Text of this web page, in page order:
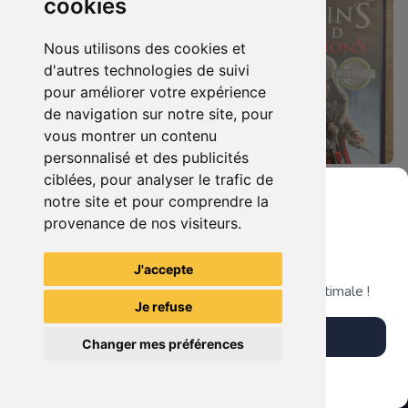
cookies
Nous utilisons des cookies et
d'autres technologies de suivi
pour améliorer votre expérience
de navigation sur notre site, pour
vous montrer un contenu
personnalisé et des publicités
ciblées, pour analyser le trafic de
notre site et pour comprendre la
provenance de nos visiteurs.
J'accepte
Je refuse
Changer mes préférences
7.90 € 0
Duo : The Elder Scrolls Iv - Oblivion + Bioshock Xbox 360
4.90 €
TheGamingR83
Grenier du Geek
Télécharge notre app pour une expérience optimale !
Télécharger l'app